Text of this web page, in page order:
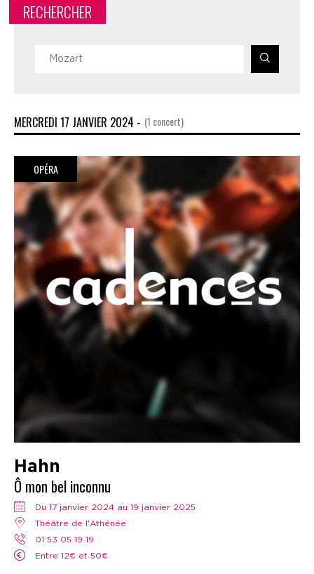
MERCREDI 17 JANVIER 2024 - (1 concert)
OPÉRA
Hahn
Ô mon bel inconnu
Du 17 janvier 2024 au 19 janvier 2025
Théâtre de l'Athénée
01 53 05 19 19
Entre 12€ et 50€
RECHERCHER